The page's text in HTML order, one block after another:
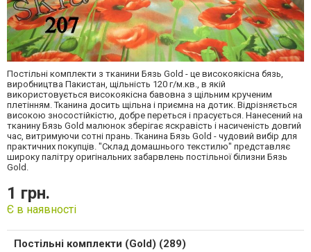
Постільні комплекти з тканини Бязь Gold - це високоякісна бязь,
виробництва Пакистан, щільність 120 г/м.кв., в якій
використовується високоякісна бавовна з щільним крученим
плетінням. Тканина досить щільна і приємна на дотик. Відрізняється
високою зносостійкістю, добре переться і прасується. Нанесений на
тканину Бязь Gold малюнок зберігає яскравість і насиченість довгий
час, витримуючи сотні прань. Тканина Бязь Gold - чудовий вибір для
практичних покупців. "Склад домашнього текстилю" представляє
широку палітру оригінальних забарвлень постільної білизни Бязь
Gold.
1 грн.
Є в наявності
Постільні комплекти (Gold) (289)